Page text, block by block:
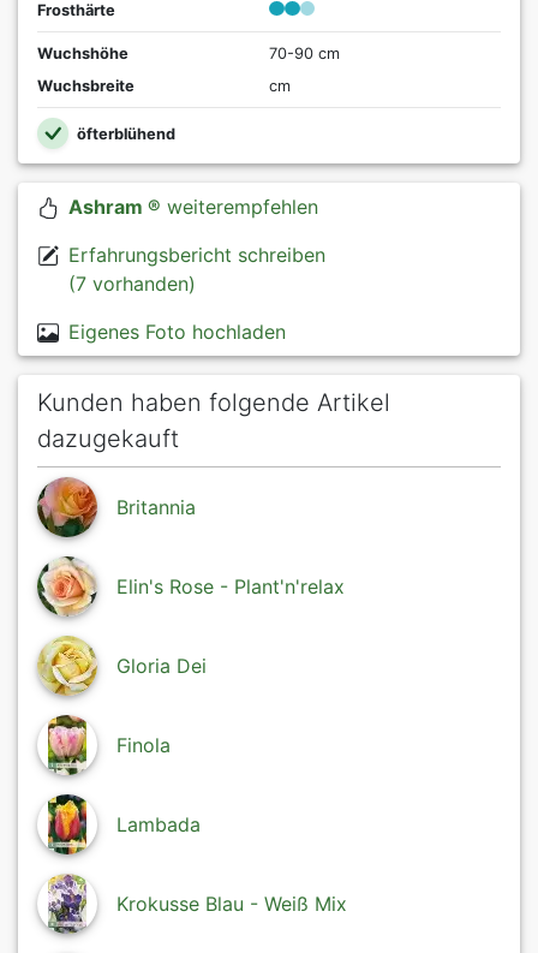
Frosthärte
Wuchshöhe
70-90 cm
Wuchsbreite
cm
öfterblühend
Ashram ® weiterempfehlen
Erfahrungsbericht schreiben
(7 vorhanden)
Eigenes Foto hochladen
Kunden haben folgende Artikel
dazugekauft
Britannia
Elin's Rose - Plant'n'relax
Gloria Dei
Finola
Lambada
Krokusse Blau - Weiß Mix